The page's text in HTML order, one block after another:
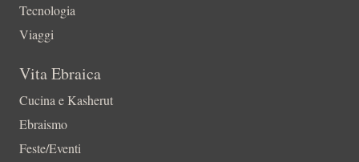
Tecnologia
Viaggi
Vita Ebraica
Cucina e Kasherut
Ebraismo
Feste/Eventi